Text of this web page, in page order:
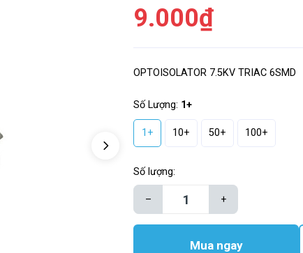
9.000₫
OPTOISOLATOR 7.5KV TRIAC 6SMD
Số Lượng: 1+
1+ 10+ 50+ 100+
Số lượng:
– +
Mua ngay